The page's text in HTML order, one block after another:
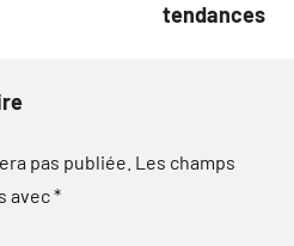
tendances
pas publiée. Les champs
avec*